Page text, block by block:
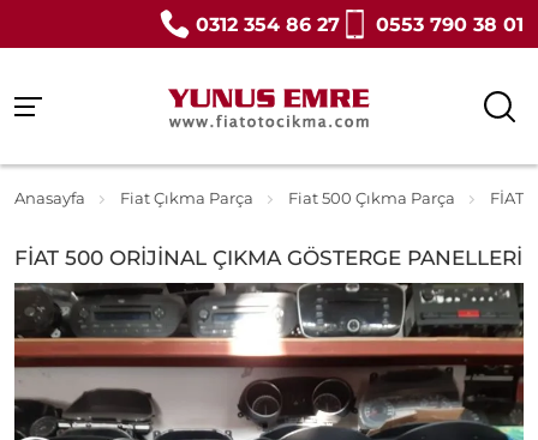
0312 354 86 27 0553 790 38 01
Anasayfa Fiat Çıkma Parça Fiat 500 Çıkma Parça FİAT
FİAT 500 ORİJİNAL ÇIKMA GÖSTERGE PANELLERİ